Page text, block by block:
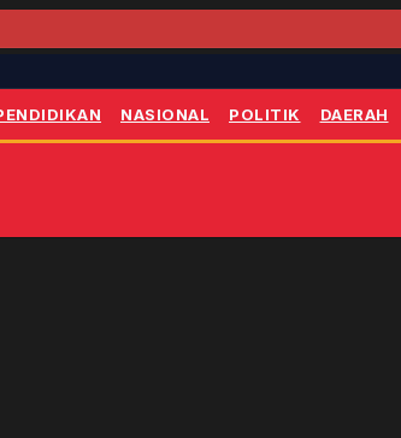
NASIONAL POLITIK DAERAH